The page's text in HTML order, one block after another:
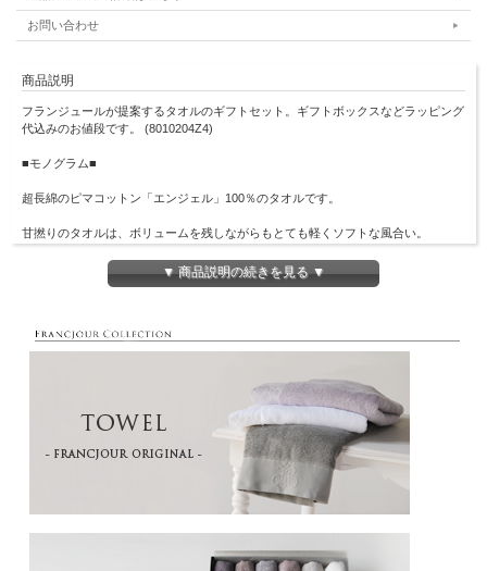
お問い合わせ
商品説明
フランジュールが提案するタオルのギフトセット。ギフトボックスなどラッピング
代込みのお値段です。 (8010204Z4)
■モノグラム■
超長綿のピマコットン「エンジェル」100％のタオルです。
甘撚りのタオルは、ボリュームを残しながらもとても軽くソフトな風合い。
光沢と滑らかさが特徴です。
現在、今治で作られるタオルは様々な取り組みや技術の開発により、JAPANブラン
ドとして世界に注目されています。
撮影時の光加減により、画像と実物の色が異なる場合がございます。予めご了承下
※ギフトボックのサイズが変更になる場合もあります。
カラー
グリー / グリーアルジャン / ブルーマリーヌ
ミニタオルハンカチ：25×25
▼ 商品説明の続きを見る ▼